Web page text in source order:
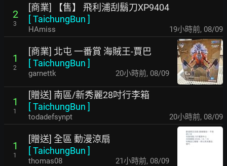
2
3
[商業] 【售】 飛利浦刮鬍刀XP9404
[TaichungBun ]
HAmiss 19小時前, 08/09
1
2
[商業] 北屯 一番賞 海賊王-賈巴
[TaichungBun ]
garnettk 20小時前, 08/09
1
1
[贈送] 南區/新秀麗28吋行李箱
[TaichungBun ]
todadefsynpt 20小時前, 08/09
1
1
[贈送] 全區 動漫涼扇
[TaichungBun ]
thomas08 21小時前, 08/09